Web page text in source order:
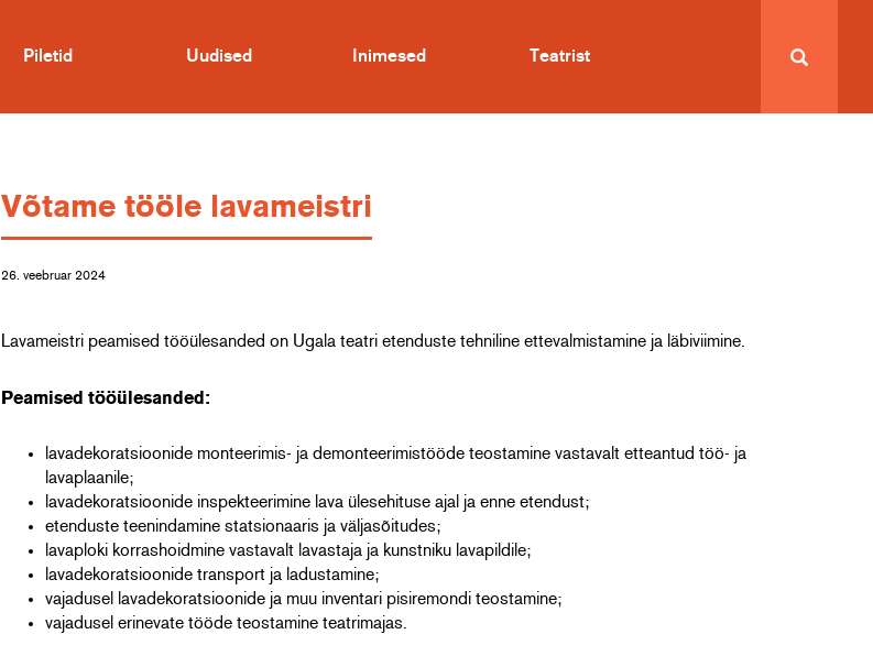
Piletid Uudised Inimesed Teatrist
Võtame tööle lavameistri
26. veebruar 2024
Lavameistri peamised tööülesanded on Ugala teatri etenduste tehniline ettevalmistamine ja läbiviimine.
Peamised tööülesanded:
lavadekoratsioonide monteerimis- ja demonteerimistööde teostamine vastavalt etteantud töö- ja
lavaplaanile;
lavadekoratsioonide inspekteerimine lava ülesehituse ajal ja enne etendust;
etenduste teenindamine statsionaaris ja väljasõitudes;
lavaploki korrashoidmine vastavalt lavastaja ja kunstniku lavapildile;
lavadekoratsioonide transport ja ladustamine;
vajadusel lavadekoratsioonide ja muu inventari pisiremondi teostamine;
vajadusel erinevate tööde teostamine teatrimajas.